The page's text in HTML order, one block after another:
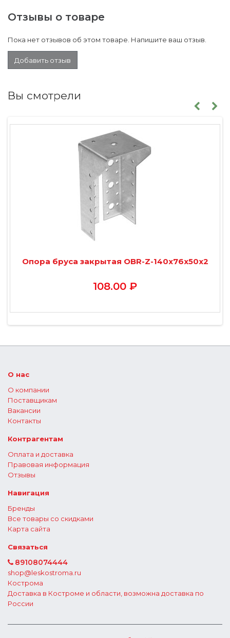
Отзывы о товаре
Пока нет отзывов об этом товаре. Напишите ваш отзыв.
Добавить отзыв
Вы смотрели
Опора бруса закрытая OBR-Z-140х76х50х2
108.00 ₽
О нас
О компании
Поставщикам
Вакансии
Контакты
Контрагентам
Оплата и доставка
Правовая информация
Отзывы
Навигация
Бренды
Все товары со скидками
Карта сайта
Связаться
89108074444
shop@leskostroma.ru
Кострома
Доставка в Костроме и области, возможна доставка по
России